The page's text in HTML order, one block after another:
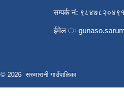
सम्पर्क नं: ९८४७८२०४९१
ईमेल ः
© 2026 सरुमारानी गाउँपालिका